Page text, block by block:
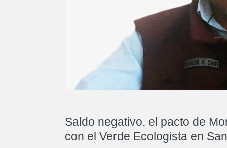
Saldo negativo, el pacto de
con el Verde Ecologista en